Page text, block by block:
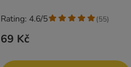
69 Kč
Rating: 4.6/5 (55)